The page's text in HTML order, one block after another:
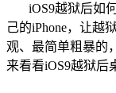
iOS9越狱后如何
己的iPhone，让越
观、最简单粗暴的
来看看iOS9越狱后